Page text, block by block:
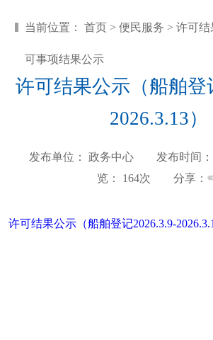
当前位置： 首页 > 便民服务 > 许可结
可事项结果公示
许可结果公示（船舶登
2026.3.13）
发布单位： 政务中心 发布时间：
览： 164次 分享：
许可结果公示（船舶登记2026.3.9-